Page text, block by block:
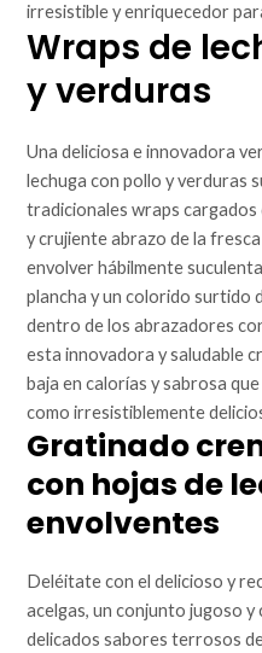
irresistible y enriquecedor
Wraps de
y verduras
Una deliciosa e innovadora
lechuga con pollo y verduras
tradicionales wraps
y crujiente abrazo de la
envolver hábilmente
plancha y un colorido surtido
dentro de los abrazadores
esta innovadora y saludable
baja en calorías y sabrosa
como irresistiblemente
Gratinado
con hojas de
envolventes
Deléitate con el delicioso y
acelgas, un conjunto jugoso
delicados sabores terrosos